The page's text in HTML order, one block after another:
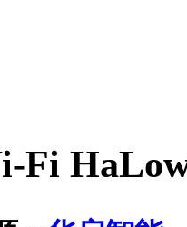
模组开发
智能
组开发产品做了简单的前景